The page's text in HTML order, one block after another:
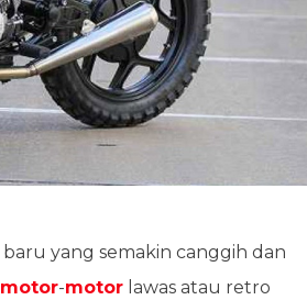
baru yang semakin canggih dan
motor-motor lawas atau retro